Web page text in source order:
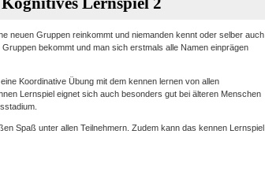
neuen Gruppen reinkommt und niemanden kennt oder selber auch
bekommt und man sich erstmals alle Namen einprägen
Koordinative Übung mit dem kennen lernen von allen
Lernspiel eignet sich auch besonders gut bei älteren Menschen
Spaß unter allen Teilnehmern. Zudem kann das kennen Lernspiel